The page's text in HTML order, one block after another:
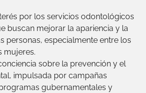
por los servicios odontológicos
buscan mejorar la apariencia y la
personas, especialmente entre los
mujeres.
sobre la prevención y el
impulsada por campañas
gubernamentales y